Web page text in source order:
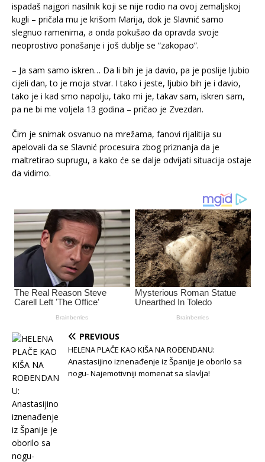
ispadaš najgori nasilnik koji se nije rodio na ovoj zemaljskoj
kugli – pričala mu je krišom Marija, dok je Slavnić samo
slegnuo ramenima, a onda pokušao da opravda svoje
neoprostivo ponašanje i još dublje se “zakopao”.
– Ja sam samo iskren… Da li bih je ja davio, pa je poslije ljubio
cijeli dan, to je moja stvar. I tako i jeste, ljubio bih je i davio,
tako je i kad smo napolju, tako mi je, takav sam, iskren sam,
pa ne bi me voljela 13 godina – pričao je Zvezdan.
Čim je snimak osvanuo na mrežama, fanovi rijalitija su
apelovali da se Slavnić procesuira zbog priznanja da je
maltretirao suprugu, a kako će se dalje odvijati situacija ostaje
da vidimo.
PREVIOUS
HELENA PLAČE KAO KIŠA NA ROĐENDANU:
Anastasijino iznenađenje iz Španije je oborilo sa
nogu- Najemotivniji momenat sa slavlja!